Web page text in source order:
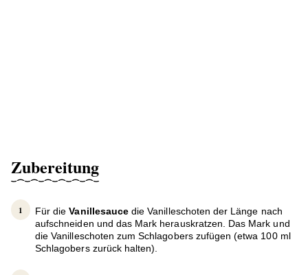
Zubereitung
Für dieVanillesauce die Vanilleschoten der Länge nach
aufschneiden und das Mark herauskratzen. Das Mark und
die Vanilleschoten zum Schlagobers zufügen (etwa 100 ml
Schlagobers zurück halten).